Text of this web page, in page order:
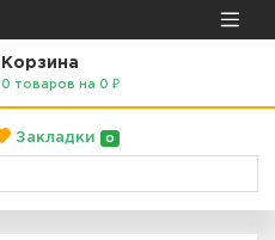
Корзина
0 товаров на 0 ₽
Закладки 0